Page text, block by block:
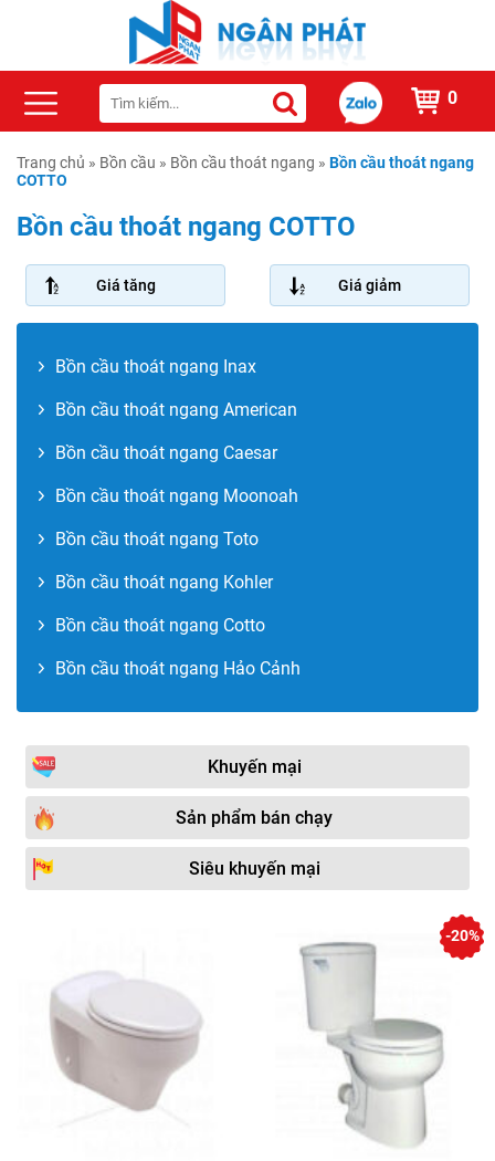
0
Trang chủ » Bồn cầu » Bồn cầu thoát ngang » Bồn cầu thoát ngang
COTTO
Bồn cầu thoát ngang COTTO
Giá tăng Giá giảm
Bồn cầu thoát ngang Inax
Bồn cầu thoát ngang American
Bồn cầu thoát ngang Caesar
Bồn cầu thoát ngang Moonoah
Bồn cầu thoát ngang Toto
Bồn cầu thoát ngang Kohler
Bồn cầu thoát ngang Cotto
Bồn cầu thoát ngang Hảo Cảnh
Khuyến mại
Sản phẩm bán chạy
Siêu khuyến mại
-20%